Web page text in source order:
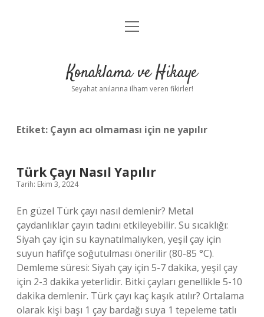
Anasayfa
Yasal Uyarı
menüyü
Konaklama ve Hikaye
Seyahat anılarına ilham veren fikirler!
Etiket: Çayın acı olmaması için ne yapılır
Türk Çayı Nasıl Yapılır
Tarih: Ekim 3, 2024
En güzel Türk çayı nasıl demlenir? Metal
çaydanlıklar çayın tadını etkileyebilir. Su sıcaklığı:
Siyah çay için su kaynatılmalıyken, yeşil çay için
suyun hafifçe soğutulması önerilir (80-85 °C).
Demleme süresi: Siyah çay için 5-7 dakika, yeşil çay
için 2-3 dakika yeterlidir. Bitki çayları genellikle 5-10
dakika demlenir. Türk çayı kaç kaşık atılır? Ortalama
olarak kişi başı 1 çay bardağı suya 1 tepeleme tatlı